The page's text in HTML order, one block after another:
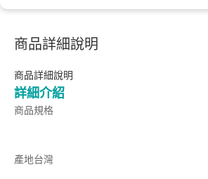
商品詳細說明
商品詳細說明
詳細介紹
商品規格
產地台灣